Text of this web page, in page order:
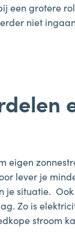
een grotere
niet
eigen
lever je
je situatie.
Zo is
stroom